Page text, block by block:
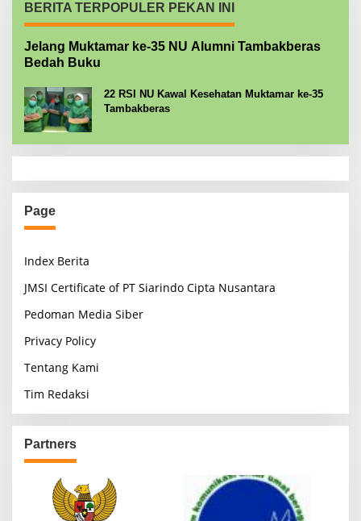
BERITA TERPOPULER PEKAN INI
Jelang Muktamar ke-35 NU Alumni Tambakberas
Bedah Buku
22 RSI NU Kawal Kesehatan Muktamar ke-35
Tambakberas
Page
Index Berita
JMSI Certificate of PT Siarindo Cipta Nusantara
Pedoman Media Siber
Privacy Policy
Tentang Kami
Tim Redaksi
Partners